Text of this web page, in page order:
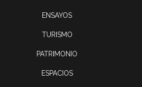
ENSAYOS
TURISMO
PATRIMONIO
ESPACIOS